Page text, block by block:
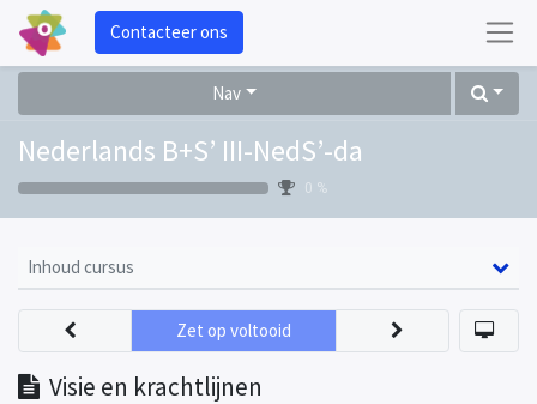
Contacteer ons
Nav
Nederlands B+S’ III-NedS’-da
0 %
Inhoud cursus
Visie en krachtlijnen
Zet op voltooid